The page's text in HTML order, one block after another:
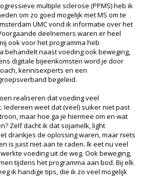
multiple sclerose (PPMS) heb ik
om zo goed mogelijk met MS om te
UMC vond ik informatie over het
deelnemers waren er heel
ook voor het programma heb
behandelt naast voeding ook beweging,
digitale bijeenkomsten word je door
kennisexperts en een
begeleid.
realiseren dat voeding veel
Iedereen weet dat (veel) suiker niet past
maar hoe ga je hiermee om en wat
Zelf dacht ik dat sojamelk, light
drankjes de oplossing waren, maar niets
is juist niet aan te raden. Ik eet nu veel
voeding uit de weg. Ook beweging,
tijdens het programma aan bod. Bij elk
ik handige tips, die ik zo veel mogelijk